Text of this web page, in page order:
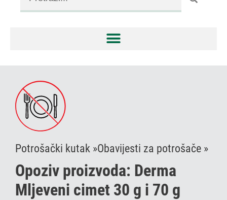
Potrošački kutak »Obavijesti za potrošače »
Opoziv proizvoda: Derma
Mljeveni cimet 30 g i 70 g